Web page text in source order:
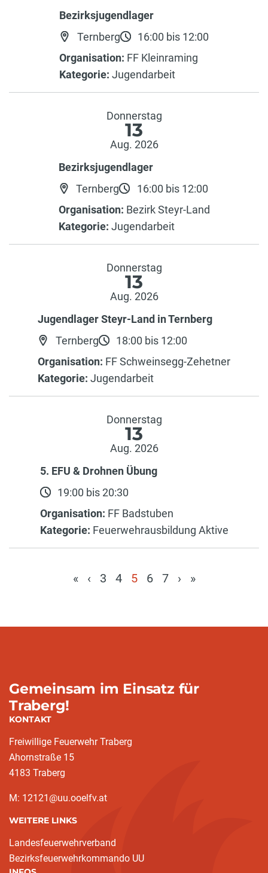
Bezirksjugendlager
Ternberg
16:00 bis 12:00
Organisation: FF Kleinraming
Kategorie: Jugendarbeit
Donnerstag
13
Aug. 2026
Bezirksjugendlager
Ternberg
16:00 bis 12:00
Organisation: Bezirk Steyr-Land
Kategorie: Jugendarbeit
Donnerstag
13
Aug. 2026
Jugendlager Steyr-Land in Ternberg
Ternberg
18:00 bis 12:00
Organisation: FF Schweinsegg-Zehetner
Kategorie: Jugendarbeit
Donnerstag
13
Aug. 2026
5. EFU & Drohnen Übung
19:00 bis 20:30
Organisation: FF Badstuben
Kategorie: Feuerwehrausbildung Aktive
« ‹ 3 4 5 6 7 › »
Gemeinsam im Einsatz für
Traberg!
KONTAKT
Freiwillige Feuerwehr Traberg
Ahornstraße 15
4183 Traberg
M: 12121@uu.ooelfv.at
WEITERE LINKS
Landesfeuerwehrverband
Bezirksfeuerwehrkommando UU